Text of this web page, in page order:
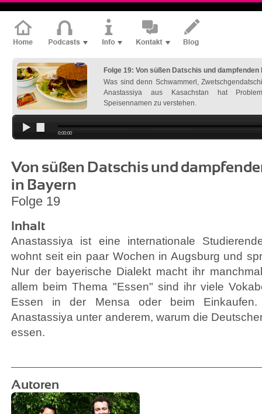
Folge 19: Von süßen Datschis und
Was sind denn Schwammerl,
Anastassiya aus Kasachstan hat
Speisennamen zu verstehen.
0:00:00
Von süßen Datschis und
in Bayern
Folge 19
Inhalt
Anastassiya ist eine internationale
wohnt seit ein paar Wochen in Augsburg und
Nur der bayerische Dialekt macht ihr
allem beim Thema "Essen" sind ihr viele
Essen in der Mensa oder beim
Anastassiya unter anderem, warum die
essen.
Autoren